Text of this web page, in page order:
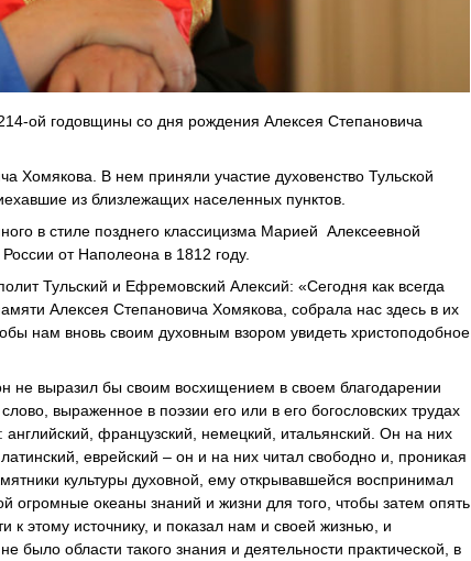
ой годовщины со дня рождения Алексея Степановича
Хомякова. В нем приняли участие духовенство Тульской
из близлежащих населенных пунктов.
в стиле позднего классицизма Марией Алексеевной
от Наполеона в 1812 году.
Тульский и Ефремовский Алексий: «Сегодня как всегда
Алексея Степановича Хомякова, собрала нас здесь в их
нам вновь своим духовным взором увидеть христоподобное
не выразил бы своим восхищением в своем благодарении
выраженное в поэзии его или в его богословских трудах
французский, немецкий, итальянский. Он на них
еврейский – он и на них читал свободно и, проникая
культуры духовной, ему открывавшейся воспринимал
огромные океаны знаний и жизни для того, чтобы затем опять
к этому источнику, и показал нам и своей жизнью, и
было области такого знания и деятельности практической, в